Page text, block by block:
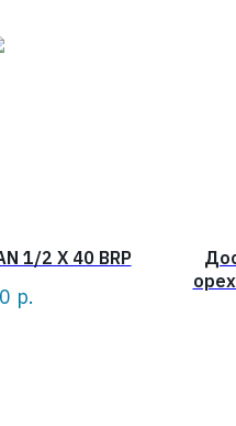
1/2 X 40 BRP
р.